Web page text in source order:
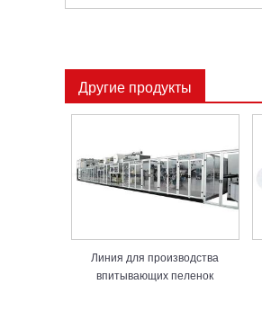
Другие продукты
Линия для производства
впитывающих пеленок